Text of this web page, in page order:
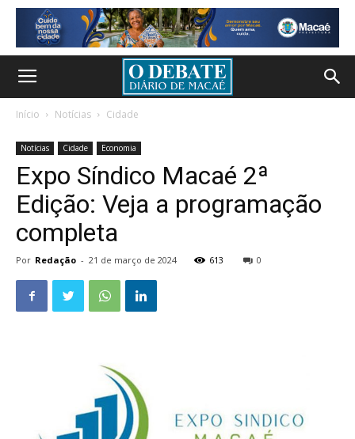
Início Notícias Cidade
Notícias Cidade Economia
Expo Síndico Macaé 2ª
Edição: Veja a programação
completa
Por Redação - 21 de março de 2024 613 0